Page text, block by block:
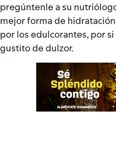
pregúntenle a su
mejor forma de
por los edulcorantes, por
gustito de dulzor.